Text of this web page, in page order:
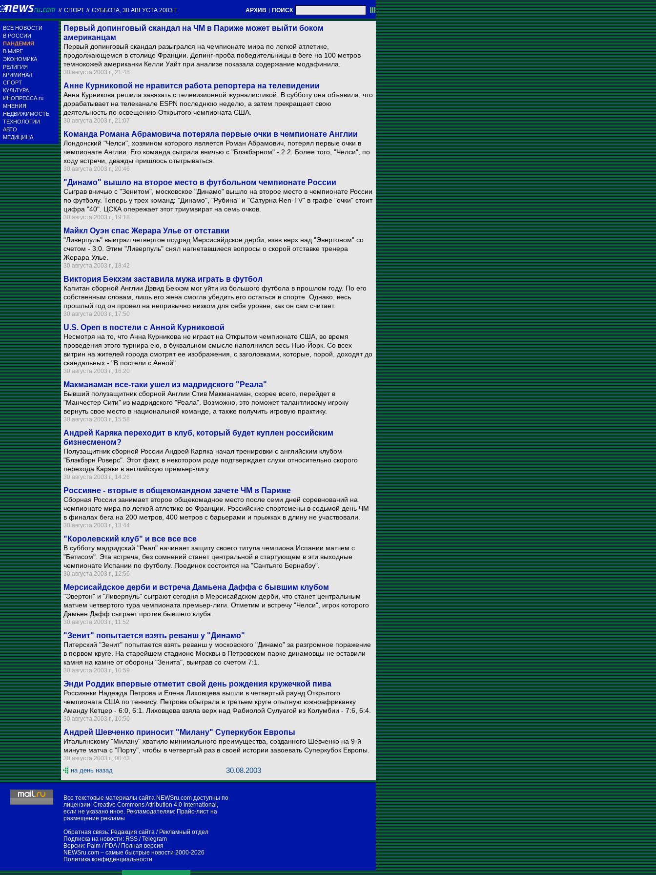
// СПОРТ // СУББОТА, 30 АВГУСТА 2003 Г. АРХИВ | ПОИСК
ВСЕ НОВОСТИ
В РОССИИ
ПАНДЕМИЯ
В МИРЕ
ЭКОНОМИКА
РЕЛИГИЯ
КРИМИНАЛ
СПОРТ
КУЛЬТУРА
ИНОПРЕССА.ru
МНЕНИЯ
НЕДВИЖИМОСТЬ
ТЕХНОЛОГИИ
АВТО
МЕДИЦИНА
Первый допинговый скандал на ЧМ в Париже может выйти боком
американцам
Первый допинговый скандал разыгрался на чемпионате мира по легкой атлетике,
продолжающемся в столице Франции. Допинг-проба победительницы в беге на 100 метров
темнокожей американки Келли Уайт при анализе показала содержание модафинила.
30 августа 2003 г., 21:48
Анне Курниковой не нравится работа репортера на телевидении
Анна Курникова решила завязать с телевизионной журналистикой. В субботу она объявила, что
дорабатывает на телеканале ESPN последнюю неделю, а затем прекращает свою
деятельность по освещению Открытого чемпионата США.
30 августа 2003 г., 21:07
Команда Романа Абрамовича потеряла первые очки в чемпионате Англии
Лондонский "Челси", хозяином которого является Роман Абрамович, потерял первые очки в
чемпионате Англии. Его команда сыграла вничью с "Блэкбэрном" - 2:2. Более того, "Челси", по
ходу встречи, дважды пришлось отыгрываться.
30 августа 2003 г., 20:46
"Динамо" вышло на второе место в футбольном чемпионате России
Сыграв вничью с "Зенитом", московское "Динамо" вышло на второе место в чемпионате России
по футболу. Теперь у трех команд: "Динамо", "Рубина" и "Сатурна Ren-TV" в графе "очки" стоит
цифра "40". ЦСКА опережает этот триумвират на семь очков.
30 августа 2003 г., 19:18
Майкл Оуэн спас Жерара Улье от отставки
"Ливерпуль" выиграл четвертое подряд Мерсисайдское дерби, взяв верх над "Эвертоном" со
счетом - 3:0. Этим "Ливерпуль" снял нагнетавшиеся вопросы о скорой отставке тренера
Жерара Улье.
30 августа 2003 г., 18:42
Виктория Бекхэм заставила мужа играть в футбол
Капитан сборной Англии Дэвид Бекхэм мог уйти из большого футбола в прошлом году. По его
собственным словам, лишь его жена смогла убедить его остаться в спорте. Однако, весь
прошлый год он провел на непривычно низком для себя уровне, как он сам считает.
30 августа 2003 г., 17:50
U.S. Open в постели с Анной Курниковой
Несмотря на то, что Анна Курникова не играет на Открытом чемпионате США, во время
проведения этого турнира ею, в буквальном смысле наполнился весь Нью-Йорк. Со всех
витрин на жителей города смотрят ее изображения, с заголовками, которые, порой, доходят до
скандальных - "В постели с Анной".
30 августа 2003 г., 16:20
Макманаман все-таки ушел из мадридского "Реала"
Бывший полузащитник сборной Англии Стив Макманаман, скорее всего, перейдет в
"Манчестер Сити" из мадридского "Реала". Возможно, это поможет талантливому игроку
вернуть свое место в национальной команде, а также получить игровую практику.
30 августа 2003 г., 15:58
Андрей Каряка переходит в клуб, который будет куплен российским
бизнесменом?
Полузащитник сборной России Андрей Каряка начал тренировки с английским клубом
"Блэкбэрн Роверс". Этот факт, в некотором роде подтверждает слухи относительно скорого
перехода Каряки в английскую премьер-лигу.
30 августа 2003 г., 14:26
Россияне - вторые в общекомандном зачете ЧМ в Париже
Сборная России занимает второе общекомадное место после семи дней соревнований на
чемпионате мира по легкой атлетике во Франции. Российские спортсмены в седьмой день ЧМ
в финалах бега на 200 метров, 400 метров с барьерами и прыжках в длину не участвовали.
30 августа 2003 г., 13:44
"Королевский клуб" и все все все
В субботу мадридский "Реал" начинает защиту своего титула чемпиона Испании матчем с
"Бетисом". Эта встреча, без сомнений станет центральной в стартующем в эти выходные
чемпионате Испании по футболу. Поединок состоится на "Сантьяго Бернабэу".
30 августа 2003 г., 12:56
Мерсисайдское дерби и встреча Дамьена Даффа с бывшим клубом
"Эвертон" и "Ливерпуль" сыграют сегодня в Мерсисайдском дерби, что станет центральным
матчем четвертого тура чемпионата премьер-лиги. Отметим и встречу "Челси", игрок которого
Дамьен Дафф сыграет против бывшего клуба.
30 августа 2003 г., 11:52
"Зенит" попытается взять реванш у "Динамо"
Питерский "Зенит" попытается взять реванш у московского "Динамо" за разгромное поражение
в первом круге. На старейшем стадионе Москвы в Петровском парке динамовцы не оставили
камня на камне от обороны "Зенита", выиграв со счетом 7:1.
30 августа 2003 г., 10:59
Энди Роддик впервые отметит свой день рождения кружечкой пива
Россиянки Надежда Петрова и Елена Лиховцева вышли в четвертый раунд Открытого
чемпионата США по теннису. Петрова обыграла в третьем круге опытную южноафриканку
Аманду Кетцер - 6:0, 6:1. Лиховцева взяла верх над Фабиолой Сулуагой из Колумбии - 7:6, 6:4.
30 августа 2003 г., 10:50
Андрей Шевченко приносит "Милану" Суперкубок Европы
Итальянскому "Милану" хватило минимального преимущества, созданного Шевченко на 9-й
минуте матча с "Порту", чтобы в четвертый раз в своей истории завоевать Суперкубок Европы.
30 августа 2003 г., 00:43
на день назад 30.08.2003
Все текстовые материалы сайта NEWSru.com доступны по
лицензии: Creative Commons Attribution 4.0 International ,
если не указано иное. Рекламодателям: Прайс-лист на
размещение рекламы
Обратная связь: Редакция сайта / Рекламный отдел
Подписка на новости: RSS /Telegram
Версии: Palm / PDA/ Полная версия
NEWSru.com – самые быстрые новости 2000-2026
Политика конфиденциальности